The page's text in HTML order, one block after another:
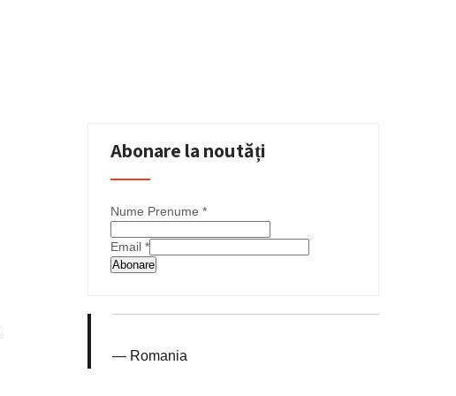
Abonare la noutăți
Nume Prenume *
Email *
Abonare
Romania